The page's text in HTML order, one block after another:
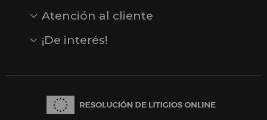
Atención al cliente
Opiniones
Reseñas en Google
¡De interés!